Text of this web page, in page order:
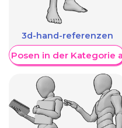
3d-hand-referenzen
Posen in der Kategorie